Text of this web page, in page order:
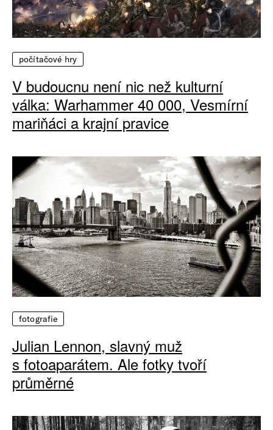
počítačové hry
V budoucnu není nic než kulturní
válka: Warhammer 40 000, Vesmírní
mariňáci a krajní pravice
fotografie
Julian Lennon, slavný muž
s fotoaparátem. Ale fotky tvoří
průměrné